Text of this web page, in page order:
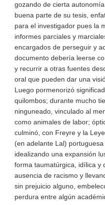
gozando de cierta
buena parte de su tesis,
para el investigador pues la
informes parciales y
encargados de perseguir y
documento debería leerse
y recurrir a otras fuentes
oral que pueden dar una
Luego pormenorizó
quilombos; durante mucho
ninguneado, vinculado al
como animales de labor;
culminó, con Freyre y la
(en adelante Lal)
idealizando una expansión
forma taumatúrgica, idílica y
ausencia de racismo y
sin prejuicio alguno,
perdura entre algún